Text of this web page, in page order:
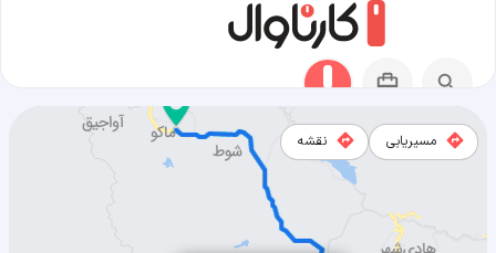
مسیریابی نقشه
مسیر ماکو به ارومیه